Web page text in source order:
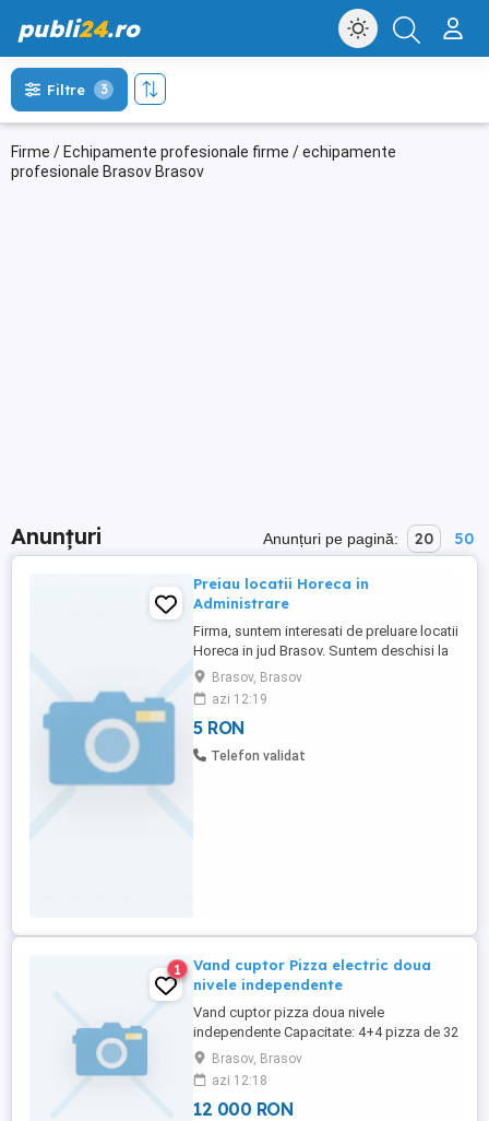
publi24.ro
Firme / Echipamente profesionale firme / echipamente
profesionale Brasov Brasov
Filtre 3
Anunțuri Anunțuri pe pagină: 20 50
Preiau locatii Horeca in
Administrare
Firma, suntem interesati de preluare locatii
Horeca in jud Brasov. Suntem deschisi la
parteneriate serioase si de durata. Avem si
firma de evenimente si putem onora toata
gama cu dotari de pana la 200 persoane.
Tel. .
Brasov, Brasov
azi 12:19
5 RON
Telefon validat
1
Vand cuptor Pizza electric doua
nivele independente
Vand cuptor pizza doua nivele
independente Capacitate: 4+4 pizza de 32
cm Alimentare: 380 V Putere electrica: 9,4
KW Temperatura coacere: 300 - 455 C
Dimensiuni camera de coacere: 66 x 66 x
14 cm putin folosit plus carucior inox
Brasov, Brasov
azi 12:18
12 000 RON